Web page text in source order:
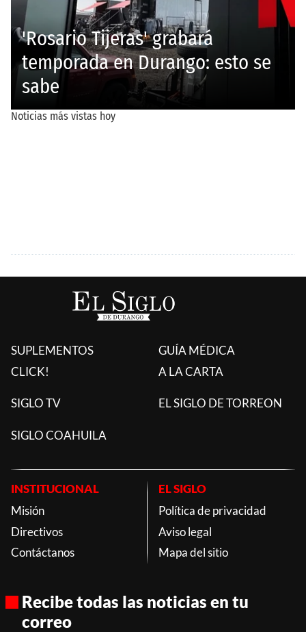
SUPLEMENTOS
CLICK!
GUÍA MÉDICA
A LA CARTA
SIGLO TV EL SIGLO DE TORREON
SIGLO COAHUILA
INSTITUCIONAL
Misión
Directivos
Contáctanos
EL SIGLO
Política de privacidad
Aviso legal
Mapa del sitio
Recibe todas las noticias en tu
correo